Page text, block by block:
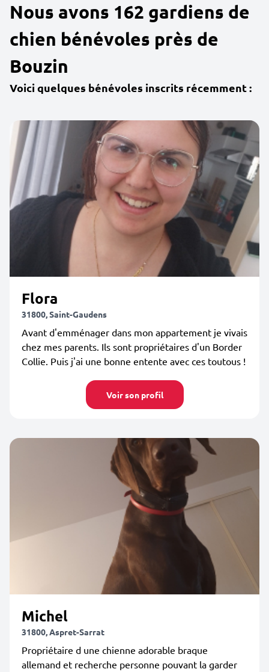
Nous avons 162 gardiens de
chien bénévoles près de
Bouzin
Voici quelques bénévoles inscrits récemment :
Flora
31800, Saint-Gaudens
Avant d'emménager dans mon appartement je vivais
chez mes parents. Ils sont propriétaires d'un Border
Collie. Puis j'ai une bonne entente avec ces toutous !
Voir son profil
Michel
31800, Aspret-Sarrat
Propriétaire d une chienne adorable braque
allemand et recherche personne pouvant la garder